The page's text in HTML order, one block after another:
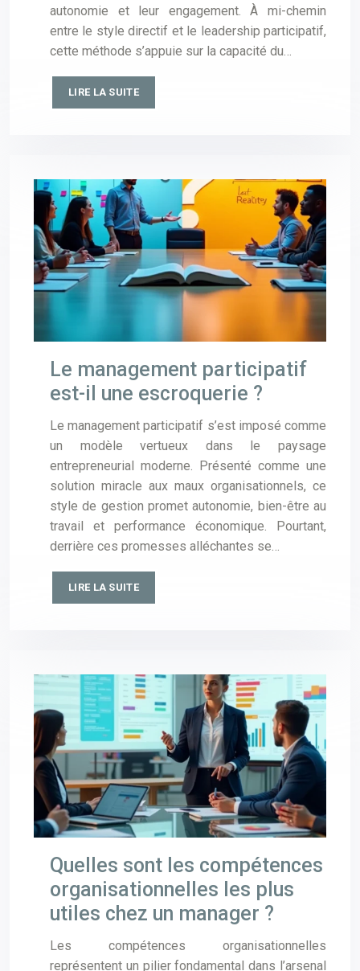
autonomie et leur engagement. À mi-chemin
entre le style directif et le leadership participatif,
cette méthode s’appuie sur la capacité du…
LIRE LA SUITE
Le management participatif
est-il une escroquerie ?
Le management participatif s’est imposé comme
un modèle vertueux dans le paysage
entrepreneurial moderne. Présenté comme une
solution miracle aux maux organisationnels, ce
style de gestion promet autonomie, bien-être au
travail et performance économique. Pourtant,
derrière ces promesses alléchantes se…
LIRE LA SUITE
Quelles sont les compétences
organisationnelles les plus
utiles chez un manager ?
Les compétences organisationnelles
représentent un pilier fondamental dans l’arsenal